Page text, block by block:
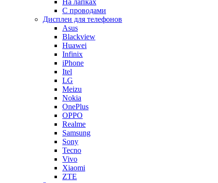
На лапках
С проводами
Дисплеи для телефонов
Asus
Blackview
Huawei
Infinix
iPhone
Itel
LG
Meizu
Nokia
OnePlus
OPPO
Realme
Samsung
Sony
Tecno
Vivo
Xiaomi
ZTE